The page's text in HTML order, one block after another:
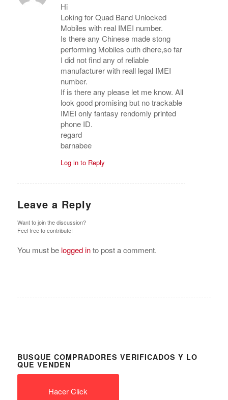
Hi
Loking for Quad Band Unlocked
Mobiles with real IMEI number.
Is there any Chinese made stong
performing Mobiles outh dhere,so far
I did not find any of reliable
manufacturer with reall legal IMEI
number.
If is there any please let me know. All
look good promising but no trackable
IMEI only fantasy rendomly printed
phone ID.
regard
barnabee
Log in to Reply
Leave a Reply
Want to join the discussion?
Feel free to contribute!
You must be logged into post a comment.
BUSQUE COMPRADORES VERIFICADOS Y LO
QUE VENDEN
Hacer Click